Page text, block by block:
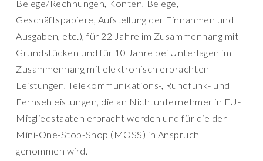
Belege/Rechnungen, Konten, Belege,
Geschäftspapiere, Aufstellung der Einnahmen und
Ausgaben, etc.), für 22 Jahre im Zusammenhang mit
Grundstücken und für 10 Jahre bei Unterlagen im
Zusammenhang mit elektronisch erbrachten
Leistungen, Telekommunikations-, Rundfunk- und
Fernsehleistungen, die an Nichtunternehmer in EU-
Mitgliedstaaten erbracht werden und für die der
Mini-One-Stop-Shop (MOSS) in Anspruch
genommen wird.